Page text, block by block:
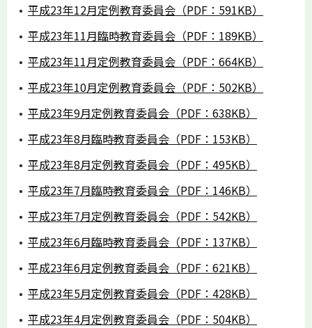
平成23年12月定例教育委員会（PDF：591KB）
平成23年11月臨時教育委員会（PDF：189KB）
平成23年11月定例教育委員会（PDF：664KB）
平成23年10月定例教育委員会（PDF：502KB）
平成23年9月定例教育委員会（PDF：638KB）
平成23年8月臨時教育委員会（PDF：153KB）
平成23年8月定例教育委員会（PDF：495KB）
平成23年7月臨時教育委員会（PDF：146KB）
平成23年7月定例教育委員会（PDF：542KB）
平成23年6月臨時教育委員会（PDF：137KB）
平成23年6月定例教育委員会（PDF：621KB）
平成23年5月定例教育委員会（PDF：428KB）
平成23年4月定例教育委員会（PDF：504KB）